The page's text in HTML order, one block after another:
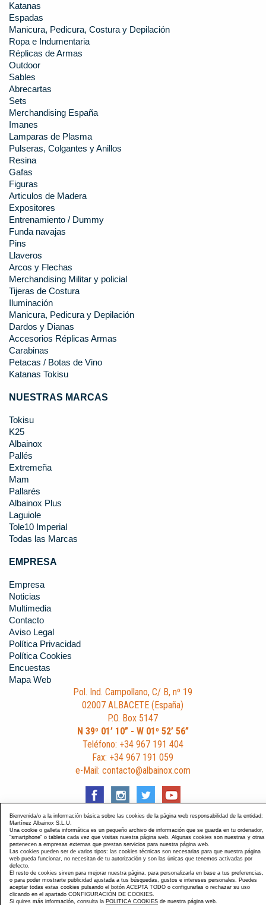
Katanas
Espadas
Manicura, Pedicura, Costura y Depilación
Ropa e Indumentaria
Réplicas de Armas
Outdoor
Sables
Abrecartas
Sets
Merchandising España
Imanes
Lamparas de Plasma
Pulseras, Colgantes y Anillos
Resina
Gafas
Figuras
Articulos de Madera
Expositores
Entrenamiento / Dummy
Funda navajas
Pins
Llaveros
Arcos y Flechas
Merchandising Militar y policial
Tijeras de Costura
Iluminación
Manicura, Pedicura y Depilación
Dardos y Dianas
Accesorios Réplicas Armas
Carabinas
Petacas / Botas de Vino
Katanas Tokisu
NUESTRAS MARCAS
Tokisu
K25
Albainox
Pallés
Extremeña
Mam
Pallarés
Albainox Plus
Laguiole
Tole10 Imperial
Todas las Marcas
EMPRESA
Empresa
Noticias
Multimedia
Contacto
Aviso Legal
Política Privacidad
Política Cookies
Encuestas
Mapa Web
Pol. Ind. Campollano, C/ B, nº 19
02007 ALBACETE (España)
P.O. Box 5147
N 39º 01’ 10” - W 01º 52’ 56”
Teléfono: +34 967 191 404
Fax: +34 967 191 059
e-Mail: contacto@albainox.com
Diseño y Desarrollo web Im3diA comunicación. Esta página
está optimizada para navegadores Chrome, Internet Explorer
9 y Firefox 4.0.
Bienvenida/o a la información básica sobre las cookies de la página web responsabilidad de la entidad:
Martínez Albainox S.L.U.
Una cookie o galleta informática es un pequeño archivo de información que se guarda en tu ordenador,
“smartphone” o tableta cada vez que visitas nuestra página web. Algunas cookies son nuestras y otras
pertenecen a empresas externas que prestan servicios para nuestra página web.
Las cookies pueden ser de varios tipos: las cookies técnicas son necesarias para que nuestra página
web pueda funcionar, no necesitan de tu autorización y son las únicas que tenemos activadas por
defecto.
El resto de cookies sirven para mejorar nuestra página, para personalizarla en base a tus preferencias,
o para poder mostrarte publicidad ajustada a tus búsquedas, gustos e intereses personales. Puedes
aceptar todas estas cookies pulsando el botón ACEPTA TODO o configurarlas o rechazar su uso
clicando en el apartado CONFIGURACIÓN DE COOKIES.
Si quires más información, consulta la POLITICA COOKIES de nuestra página web.